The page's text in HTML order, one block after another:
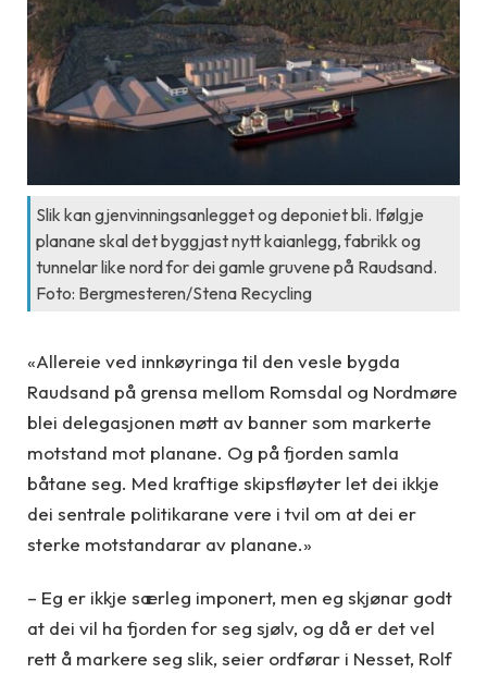
Slik kan gjenvinningsanlegget og deponiet bli. Ifølgje
planane skal det byggjast nytt kaianlegg, fabrikk og
tunnelar like nord for dei gamle gruvene på Raudsand.
Foto: Bergmesteren/Stena Recycling
«Allereie ved innkøyringa til den vesle bygda
Raudsand på grensa mellom Romsdal og Nordmøre
blei delegasjonen møtt av banner som markerte
motstand mot planane. Og på fjorden samla
båtane seg. Med kraftige skipsfløyter let dei ikkje
dei sentrale politikarane vere i tvil om at dei er
sterke motstandarar av planane.»
– Eg er ikkje særleg imponert, men eg skjønar godt
at dei vil ha fjorden for seg sjølv, og då er det vel
rett å markere seg slik, seier ordførar i Nesset, Rolf